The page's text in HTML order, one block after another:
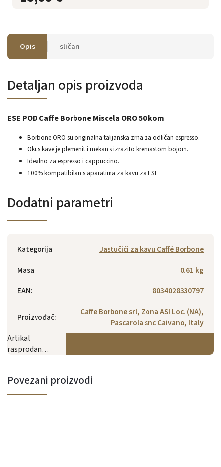
Opis sličan
Detaljan opis proizvoda
ESE POD Caffe Borbone Miscela ORO 50 kom
Borbone ORO su originalna talijanska zrna za odličan espresso.
Okus kave je plemenit i mekan s izrazito kremastom bojom.
Idealno za espresso i cappuccino.
100% kompatibilan s aparatima za kavu za ESE
Dodatni parametri
Kategorija
Jastučići za kavu Caffé Borbone
Masa
0.61 kg
EAN: 8034028330797
Proizvođač:
Caffe Borbone srl, Zona ASI Loc. (NA),
Pascarola snc Caivano, Italy
Artikal
rasprodan…
Povezani proizvodi